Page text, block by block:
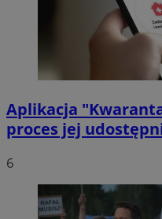
Aplikacja
proces jej
6